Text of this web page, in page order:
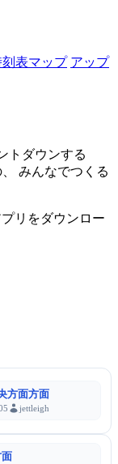
刻表マップ アップ
トダウンする
みんなでつくる
リをダウンロー
方面方面
jettleigh